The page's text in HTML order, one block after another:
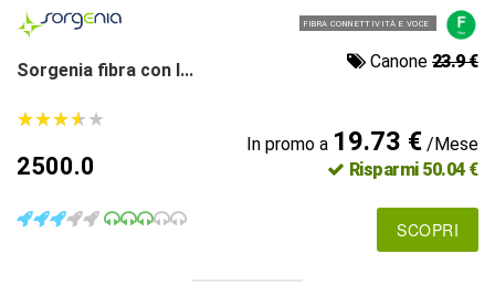
FIBRA CONNETTIVITÀ E VOCE
Sorgenia fibra con l... Canone 23.9 €
★★★★★
★★★★★
2500.0
In promo a 19.73 €/Mese
Risparmi 50.04 €
SCOPRI